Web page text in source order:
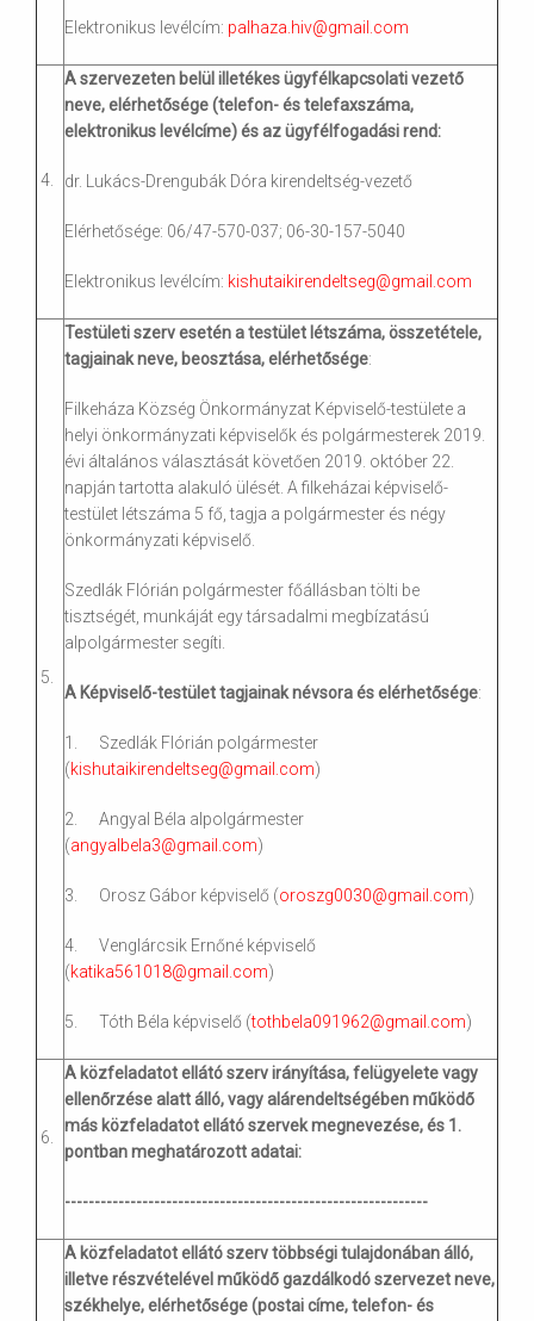
Elektronikus levélcím: palhaza.hiv@gmail.com
4.
A szervezeten belül illetékes ügyfélkapcsolati vezető
neve, elérhetősége (telefon- és telefaxszáma,
elektronikus levélcíme) és az ügyfélfogadási rend:
dr. Lukács-Drengubák Dóra kirendeltség-vezető
Elérhetősége: 06/47-570-037; 06-30-157-5040
Elektronikus levélcím: kishutaikirendeltseg@gmail.com
5.
Testületi szerv esetén a testület létszáma, összetétele,
tagjainak neve, beosztása, elérhetősége:
Filkeháza Község Önkormányzat Képviselő-testülete a
helyi önkormányzati képviselők és polgármesterek 2019.
évi általános választását követően 2019. október 22.
napján tartotta alakuló ülését. A filkeházai képviselő-
testület létszáma 5 fő, tagja a polgármester és négy
önkormányzati képviselő.
Szedlák Flórián polgármester főállásban tölti be
tisztségét, munkáját egy társadalmi megbízatású
alpolgármester segíti.
A Képviselő-testület tagjainak névsora és elérhetősége:
1. Szedlák Flórián polgármester
(kishutaikirendeltseg@gmail.com)
2. Angyal Béla alpolgármester
(angyalbela3@gmail.com)
3. Orosz Gábor képviselő (oroszg0030@gmail.com)
4. Venglárcsik Ernőné képviselő
(katika561018@gmail.com)
5. Tóth Béla képviselő (tothbela091962@gmail.com)
6.
A közfeladatot ellátó szerv irányítása, felügyelete vagy
ellenőrzése alatt álló, vagy alárendeltségében működő
más közfeladatot ellátó szervek megnevezése, és 1.
pontban meghatározott adatai:
-------------------------------------------------------------
A közfeladatot ellátó szerv többségi tulajdonában álló,
illetve részvételével működő gazdálkodó szervezet neve,
székhelye, elérhetősége (postai címe, telefon- és